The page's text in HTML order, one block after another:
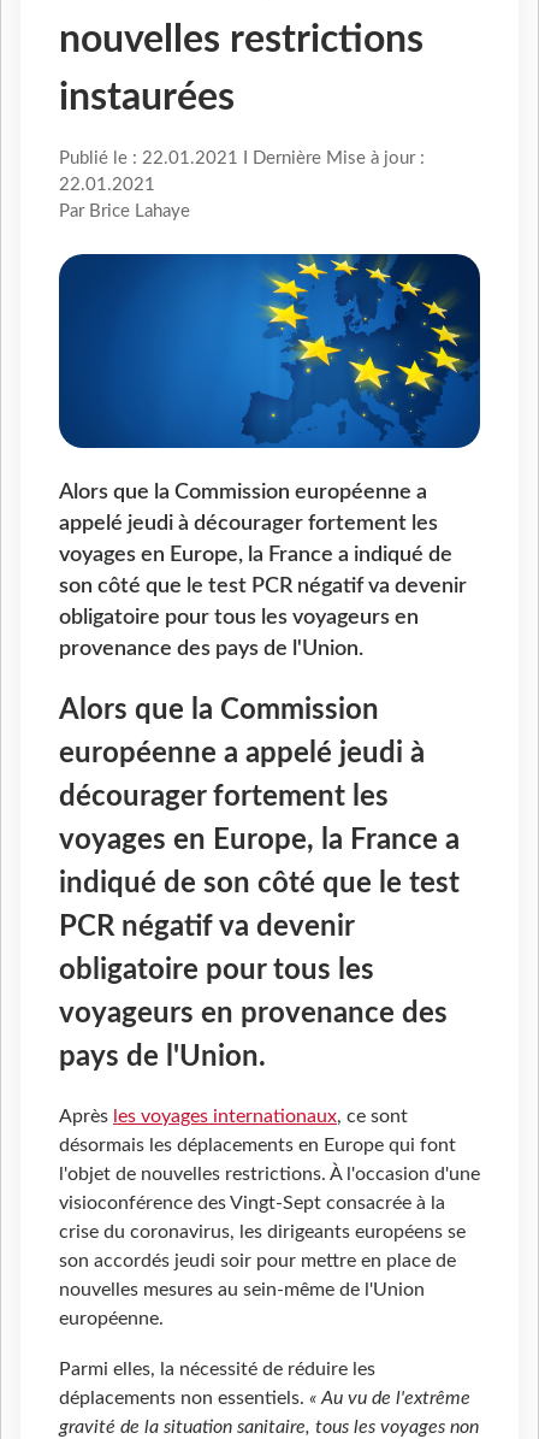
nouvelles restrictions
instaurées
Publié le : 22.01.2021 I Dernière Mise à jour :
22.01.2021
Par Brice Lahaye
Alors que la Commission européenne a
appelé jeudi à décourager fortement les
voyages en Europe, la France a indiqué de
son côté que le test PCR négatif va devenir
obligatoire pour tous les voyageurs en
provenance des pays de l'Union.
Alors que la Commission
européenne a appelé jeudi à
décourager fortement les
voyages en Europe, la France a
indiqué de son côté que le test
PCR négatif va devenir
obligatoire pour tous les
voyageurs en provenance des
pays de l'Union.
Après les voyages internationaux, ce sont
désormais les déplacements en Europe qui font
l'objet de nouvelles restrictions. À l'occasion d'une
visioconférence des Vingt-Sept consacrée à la
crise du coronavirus, les dirigeants européens se
son accordés jeudi soir pour mettre en place de
nouvelles mesures au sein-même de l'Union
européenne.
Parmi elles, la nécessité de réduire les
déplacements non essentiels. « Au vu de l'extrême
gravité de la situation sanitaire, tous les voyages non